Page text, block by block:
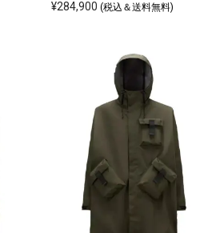
¥284,900 (税込＆送料無料)